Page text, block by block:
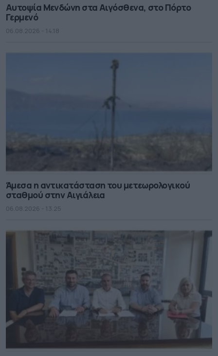
Αυτοψία Μενδώνη στα Αιγόσθενα, στο Πόρτο
Γερμενό
06.08.2026 - 14.18
Άμεσα η αντικατάσταση του μετεωρολογικού
σταθμού στην Αιγιάλεια
06.08.2026 - 13.25